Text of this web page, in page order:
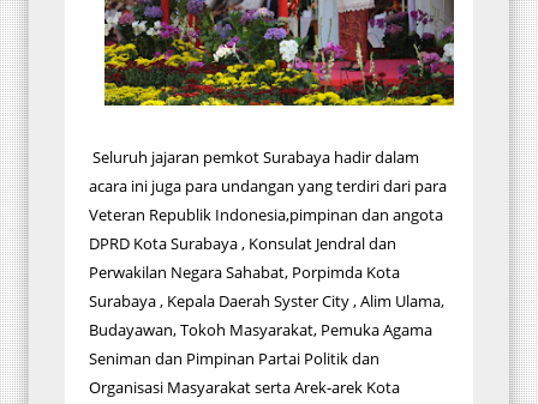
Seluruh jajaran pemkot Surabaya hadir dalam
acara ini juga para undangan yang terdiri dari para
Veteran Republik Indonesia,pimpinan dan angota
DPRD Kota Surabaya , Konsulat Jendral dan
Perwakilan Negara Sahabat, Porpimda Kota
Surabaya , Kepala Daerah Syster City , Alim Ulama,
Budayawan, Tokoh Masyarakat, Pemuka Agama
Seniman dan Pimpinan Partai Politik dan
Organisasi Masyarakat serta Arek-arek Kota